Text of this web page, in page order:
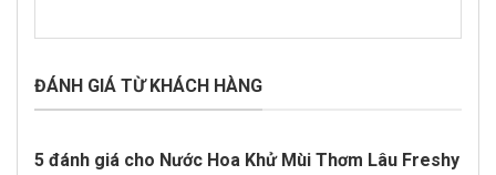
ĐÁNH GIÁ TỪ KHÁCH HÀNG
5 đánh giá cho Nước Hoa Khử Mùi Thơm Lâu Freshy